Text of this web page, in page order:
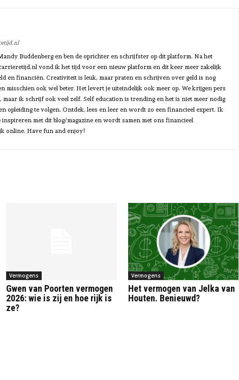
Buddenberg en ben de oprichter en schrijfster op dit platform. Na het
vond ik het tijd voor een nieuw platform en dit keer meer zakelijk
en financiën. Creativiteit is leuk, maar praten en schrijven over geld is nog
misschien ook wel beter. Het levert je uiteindelijk ook meer op. We krijgen pers
maar ik schrijf ook veel zelf. Self education is trending en het is niet meer nodig
opleiding te volgen. Ontdek, lees en leer en wordt zo een financieel expert. Ik
inspireren met dit blog/magazine en wordt samen met ons financieel
online. Have fun and enjoy!
Vermogens
Gwen van Poorten vermogen
2026: wie is zij en hoe rijk is
ze?
Vermogens
Het vermogen van Jelka van
Houten. Benieuwd?